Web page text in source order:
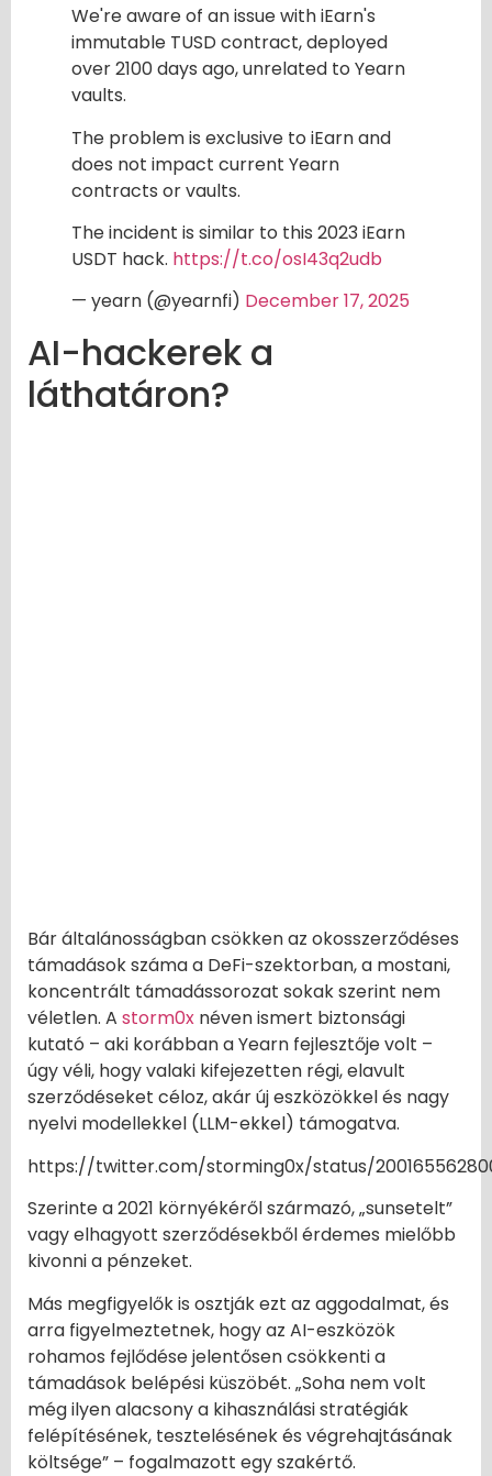
We're aware of an issue with iEarn's
immutable TUSD contract, deployed
over 2100 days ago, unrelated to Yearn
vaults.
The problem is exclusive to iEarn and
does not impact current Yearn
contracts or vaults.
The incident is similar to this 2023 iEarn
USDT hack. https://t.co/osI43q2udb
— yearn (@yearnfi) December 17, 2025
AI-hackerek a
láthatáron?
Bár általánosságban csökken az okosszerződéses
támadások száma a DeFi-szektorban, a mostani,
koncentrált támadássorozat sokak szerint nem
véletlen. A storm0x néven ismert biztonsági
kutató – aki korábban a Yearn fejlesztője volt –
úgy véli, hogy valaki kifejezetten régi, elavult
szerződéseket céloz, akár új eszközökkel és nagy
nyelvi modellekkel (LLM-ekkel) támogatva.
https://twitter.com/storming0x/status/
Szerinte a 2021 környékéről származó, „sunsetelt”
vagy elhagyott szerződésekből érdemes mielőbb
kivonni a pénzeket.
Más megfigyelők is osztják ezt az aggodalmat, és
arra figyelmeztetnek, hogy az AI-eszközök
rohamos fejlődése jelentősen csökkenti a
támadások belépési küszöbét. „Soha nem volt
még ilyen alacsony a kihasználási stratégiák
felépítésének, tesztelésének és végrehajtásának
költsége” – fogalmazott egy szakértő.